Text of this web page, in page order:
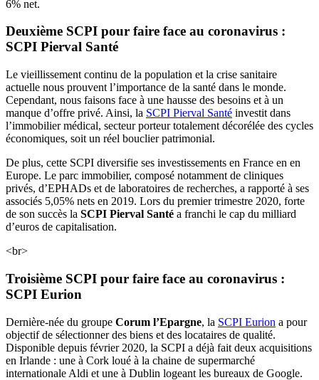
6% net.
Deuxième SCPI pour faire face au coronavirus :
SCPI Pierval Santé
Le vieillissement continu de la population et la crise sanitaire
actuelle nous prouvent l’importance de la santé dans le monde.
Cependant, nous faisons face à une hausse des besoins et à un
manque d’offre privé. Ainsi, la SCPI Pierval Santé investit dans
l’immobilier médical, secteur porteur totalement décorélée des cycles
économiques, soit un réel bouclier patrimonial.
De plus, cette SCPI diversifie ses investissements en France en en
Europe. Le parc immobilier, composé notamment de cliniques
privés, d’EPHADs et de laboratoires de recherches, a rapporté à ses
associés 5,05% nets en 2019. Lors du premier trimestre 2020, forte
de son succès la SCPI Pierval Santé a franchi le cap du milliard
d’euros de capitalisation.
<br>
Troisième SCPI pour faire face au coronavirus :
SCPI Eurion
Dernière-née du groupe Corum l’Epargne, la SCPI Eurion a pour
objectif de sélectionner des biens et des locataires de qualité.
Disponible depuis février 2020, la SCPI a déjà fait deux acquisitions
en Irlande : une à Cork loué à la chaine de supermarché
internationale Aldi et une à Dublin logeant les bureaux de Google.